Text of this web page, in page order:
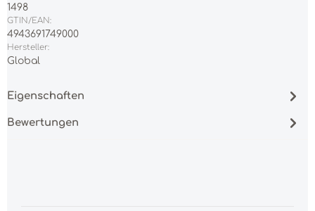
1498
GTIN/EAN:
4943691749000
Hersteller:
Global
Eigenschaften
Bewertungen